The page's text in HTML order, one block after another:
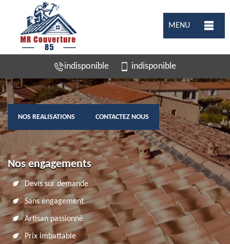
MENU
indisponible indisponible
NOS REALISATIONS CONTACTEZ NOUS
Nos engagements
Devis sur demande
Sans engagement
Artisan passionné
Prix imbattable